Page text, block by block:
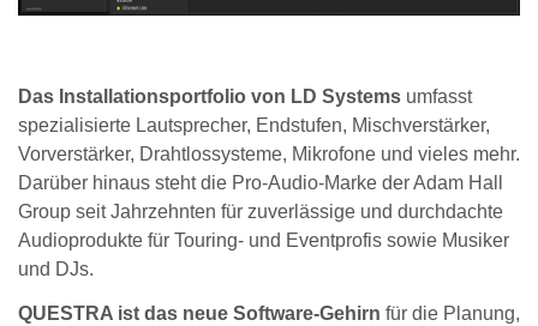
Das Installationsportfolio von LD Systems umfasst
spezialisierte Lautsprecher, Endstufen, Mischverstärker,
Vorverstärker, Drahtlossysteme, Mikrofone und vieles mehr.
Darüber hinaus steht die Pro-Audio-Marke der Adam Hall
Group seit Jahrzehnten für zuverlässige und durchdachte
Audioprodukte für Touring- und Eventprofis sowie Musiker
und DJs.
QUESTRA ist das neue Software-Gehirn für die Planung,